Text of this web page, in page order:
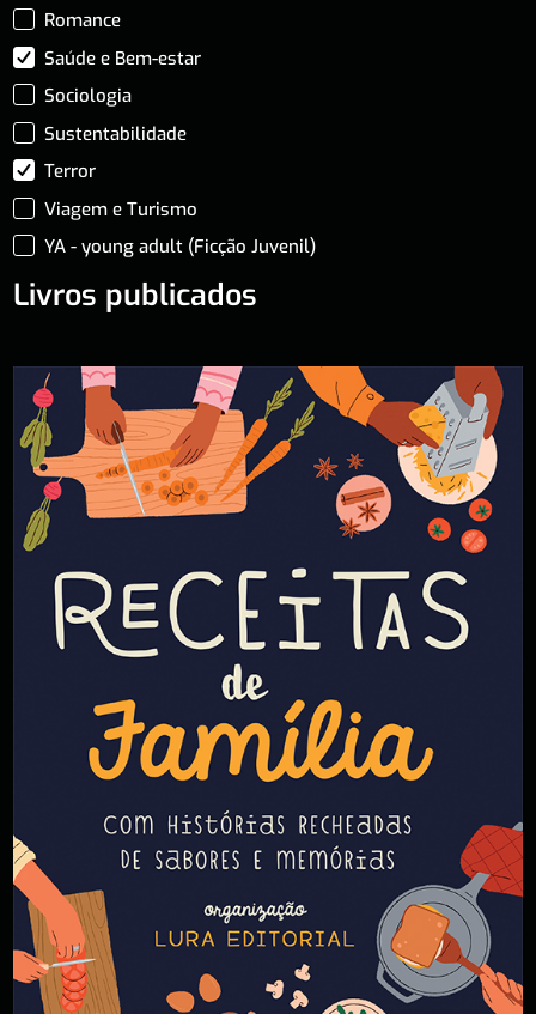
Romance
Saúde e Bem-estar
Sociologia
Sustentabilidade
Terror
Viagem e Turismo
YA - young adult (Ficção Juvenil)
Livros publicados